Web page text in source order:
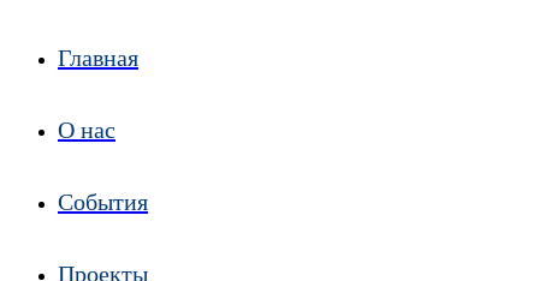
Главная
О нас
События
Проекты